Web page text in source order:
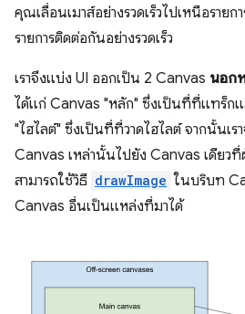
คุณเลื่อนเมาส์อย่างรวดเร็วไปเหนือรายก
รายการติดต่อกันอย่างรวดเร็ว
เราจึงแบ่ง UI ออกเป็น 2 Canvas นอก
ได้แก่ Canvas "หลัก" ซึ่งเป็นที่ที่แทร็ก
"ไฮไลต์" ซึ่งเป็นที่ที่วาดไฮไลต์ จากนั้นเร
Canvas เหล่านั้นไปยัง Canvas เดียว
สามารถใช้วิธี drawImage ในบริบท
Canvas อื่นเป็นแหล่งที่มาได้